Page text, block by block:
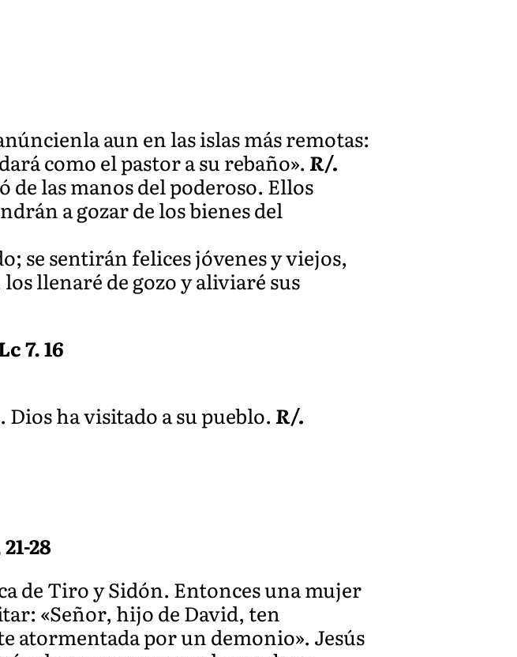
aun en las islas más remotas:
como el pastor a su rebaño».R/.
de las manos del poderoso. Ellos
a gozar de los bienes del
se sentirán felices jóvenes y viejos,
llenaré de gozo y aliviaré sus
7. 16
ha visitado a su pueblo.R/.
28
de Tiro y Sidón. Entonces una mujer
«Señor, hijo de David, ten
atormentada por un demonio». Jesús